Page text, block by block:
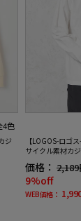
4色
ジ
【LOGOS-ロゴ
サイクル素材カ
価格：
9%off
WEB価格：